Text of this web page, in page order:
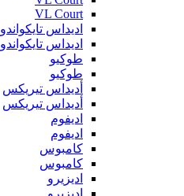
VL Court
اديداس تايكواندو
اديداس تايكواندو
طوكيو
طوكيو
أديداس تيريكس
أديداس تيريكس
اديفوم
اديفوم
كامبوس
كامبوس
اديزيرو
اديزيرو